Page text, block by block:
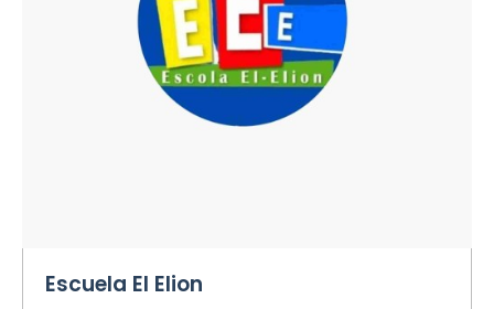
Escuela El Elion